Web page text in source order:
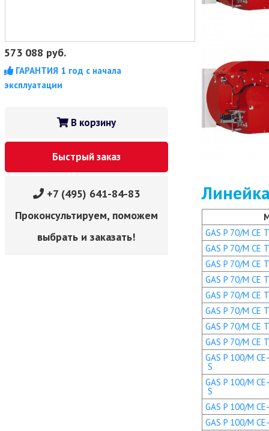
573 088 руб.
ГАРАНТИЯ 1 год с начала
эксплуатации
В корзину
Быстрый заказ
+7 (495) 641-84-83
Проконсультируем, поможем
выбрать и заказать!
GAS P 70/M CE
GAS P 70/M CE
GAS P 70/M CE
GAS P 70/M CE
GAS P 70/M CE
GAS P 70/M CE
GAS P 70/M CE
GAS P 70/M CE
GAS P 100/M
S
GAS P 100/M
S
GAS P 100/M
GAS P 100/M